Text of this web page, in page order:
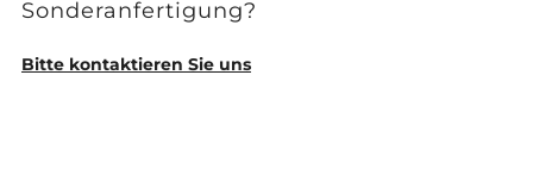
Sonderanfertigung?
Bitte kontaktieren Sie uns